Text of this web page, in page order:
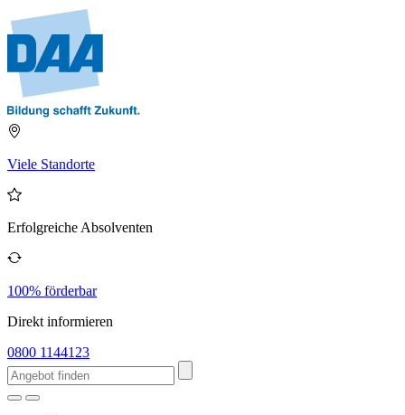
Viele Standorte
Erfolgreiche Absolventen
100% förderbar
Direkt informieren
0800 1144123